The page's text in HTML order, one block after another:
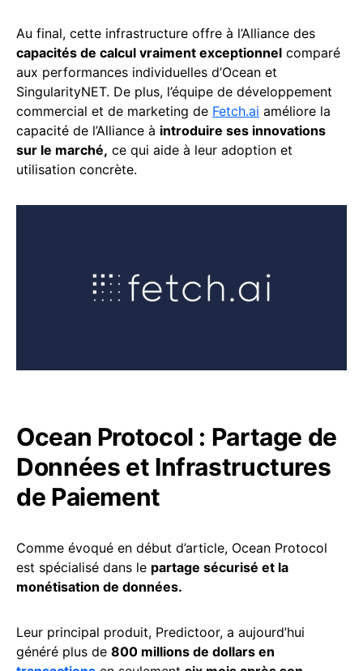
Au final, cette infrastructure offre à l’Alliance des
capacités de calcul vraiment exceptionnel comparé
aux performances individuelles d’Ocean et
SingularityNET. De plus, l’équipe de développement
commercial et de marketing de Fetch.ai améliore la
capacité de l’Alliance à introduire ses innovations
sur le marché, ce qui aide à leur adoption et
utilisation concrète.
Ocean Protocol : Partage de
Données et Infrastructures
de Paiement
Comme évoqué en début d’article, Ocean Protocol
est spécialisé dans le partage sécurisé et la
monétisation de données.
Leur principal produit, Predictoor, a aujourd’hui
généré plus de 800 millions de dollars en